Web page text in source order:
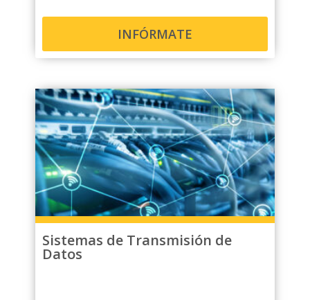
INFÓRMATE
Sistemas de Transmisión de
Datos